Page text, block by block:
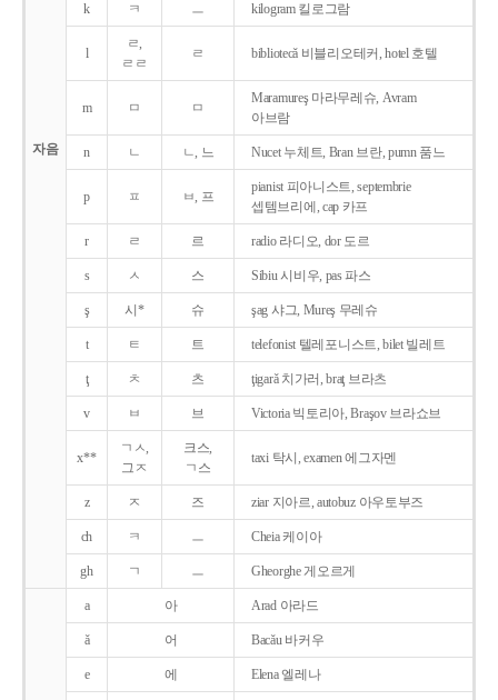
자음
k ㅋ ㅡ kilogram 킬로그람
l
ㄹ,
ㄹㄹ
ㄹ bibliotecǎ 비블리오테커, hotel 호텔
m ㅁ ㅁ
Maramureş 마라무레슈, Avram
아브람
n ㄴ ㄴ, 느 Nucet 누체트, Bran 브란, pumn 품느
p ㅍ ㅂ, 프
pianist 피아니스트, septembrie
셉템브리에, cap 카프
r ㄹ 르 radio 라디오, dor 도르
s ㅅ 스 Sibiu 시비우, pas 파스
ş 시* 슈 şag 샤그, Mureş 무레슈
t ㅌ 트 telefonist 텔레포니스트, bilet 빌레트
ţ ㅊ 츠 ţigarǎ 치가러, braţ 브라츠
v ㅂ 브 Victoria 빅토리아, Braşov 브라쇼브
x**
ㄱㅅ,
그ㅈ
크스,
ㄱ스
taxi 탁시, examen 에그자멘
z ㅈ 즈 ziar 지아르, autobuz 아우토부즈
ch ㅋ ㅡ Cheia 케이아
gh ㄱ ㅡ Gheorghe 게오르게
a 아 Arad 아라드
ǎ 어 Bacǎu 바커우
e 에 Elena 엘레나